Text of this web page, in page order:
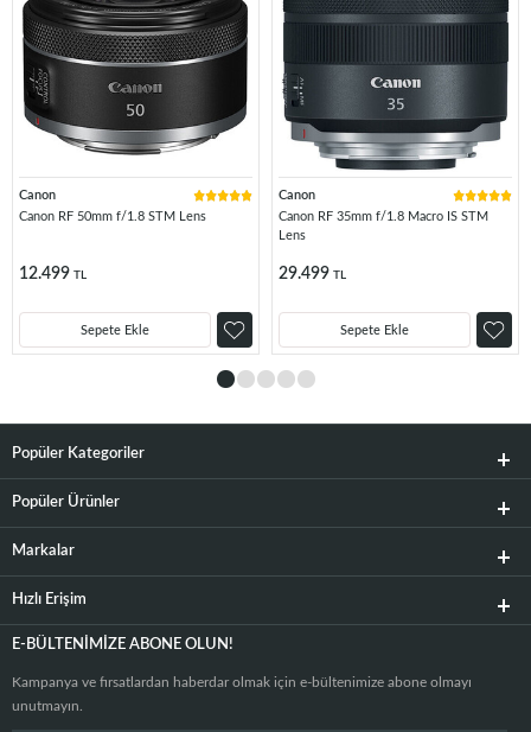
Canon
Canon RF 50mm f/1.8 STM Lens
12.499 TL
Sepete Ekle
Canon
Canon RF 35mm f/1.8 Macro IS STM
Lens
29.499 TL
Sepete Ekle
Popüler Kategoriler
Popüler Ürünler
Markalar
Hızlı Erişim
E-BÜLTENIMIZE ABONE OLUN!
Kampanya ve fırsatlardan haberdar olmak için e-bültenimize abone olmayı
unutmayın.